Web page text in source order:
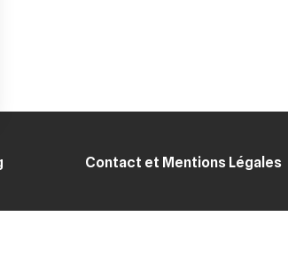
Contact et Mentions Légales